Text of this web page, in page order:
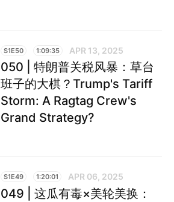
S1E50 1:09:35 APR 13, 2025
050 | 特朗普关税风暴：草台
班子的大棋？Trump's Tariff
Storm: A Ragtag Crew's
Grand Strategy?
S1E49 1:20:01 APR 06, 2025
049 | 这瓜有毒×美轮美换：